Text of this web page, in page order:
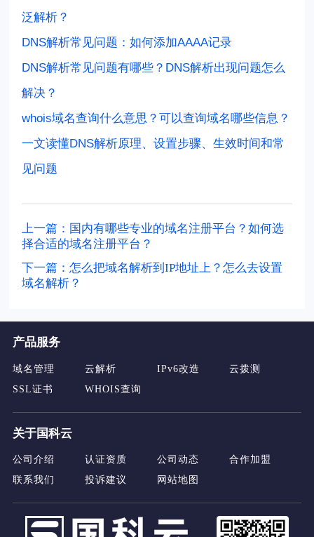
泛解析？
DNS解析常见问题：如何添加AAAA记录
DNS解析常见问题有哪些？DNS解析出现问题怎么
解决？
whois域名查询什么意思？可以查询域名哪些信息？
一文读懂DNS解析原理、设置步骤、生效时间和常
见问题
上一篇：国内有哪些专业的域名注册平台？如何选
择合适的域名注册平台？
下一篇：怎么把域名解析到IP地址上？怎么去设置
域名解析？
产品服务
域名管理 云解析 IPv6改造
云拨测
SSL证书
WHOIS查询
关于国科云
公司介绍 认证资质 公司动态
合作加盟
联系我们
投诉建议 网站地图